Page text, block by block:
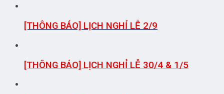
[THÔNG BÁO] LỊCH NGHỈ LỄ 2/9
[THÔNG BÁO] LỊCH NGHỈ LỄ 30/4 & 1/5